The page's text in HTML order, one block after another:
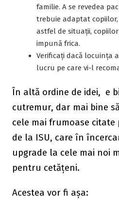
familie. A se revedea
trebuie adaptat
astfel de situații,
impună frica.
Verificaţi dacă locuinţa
lucru pe care vi-l
În altă ordine de idei, e
cutremur, dar mai bine
cele mai frumoase citate
de la ISU, care în
upgrade la cele mai noi
pentru cetățeni.
Acestea vor fi așa: